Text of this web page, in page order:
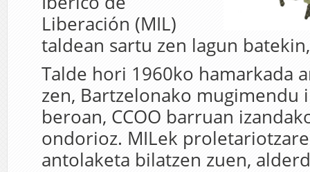
Liberación (MIL)
taldean sartu zen lagun
Talde hori 1960ko hamarkada
zen, Bartzelonako mugimendu
beroan, CCOO barruan
ondorioz. MILek
antolaketa bilatzen zuen,